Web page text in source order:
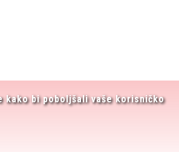
kako bi poboljšali vaše korisničko